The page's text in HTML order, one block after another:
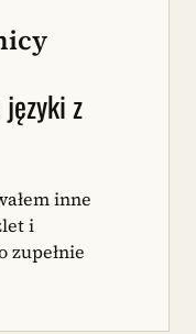
z
inne
i
zupełnie